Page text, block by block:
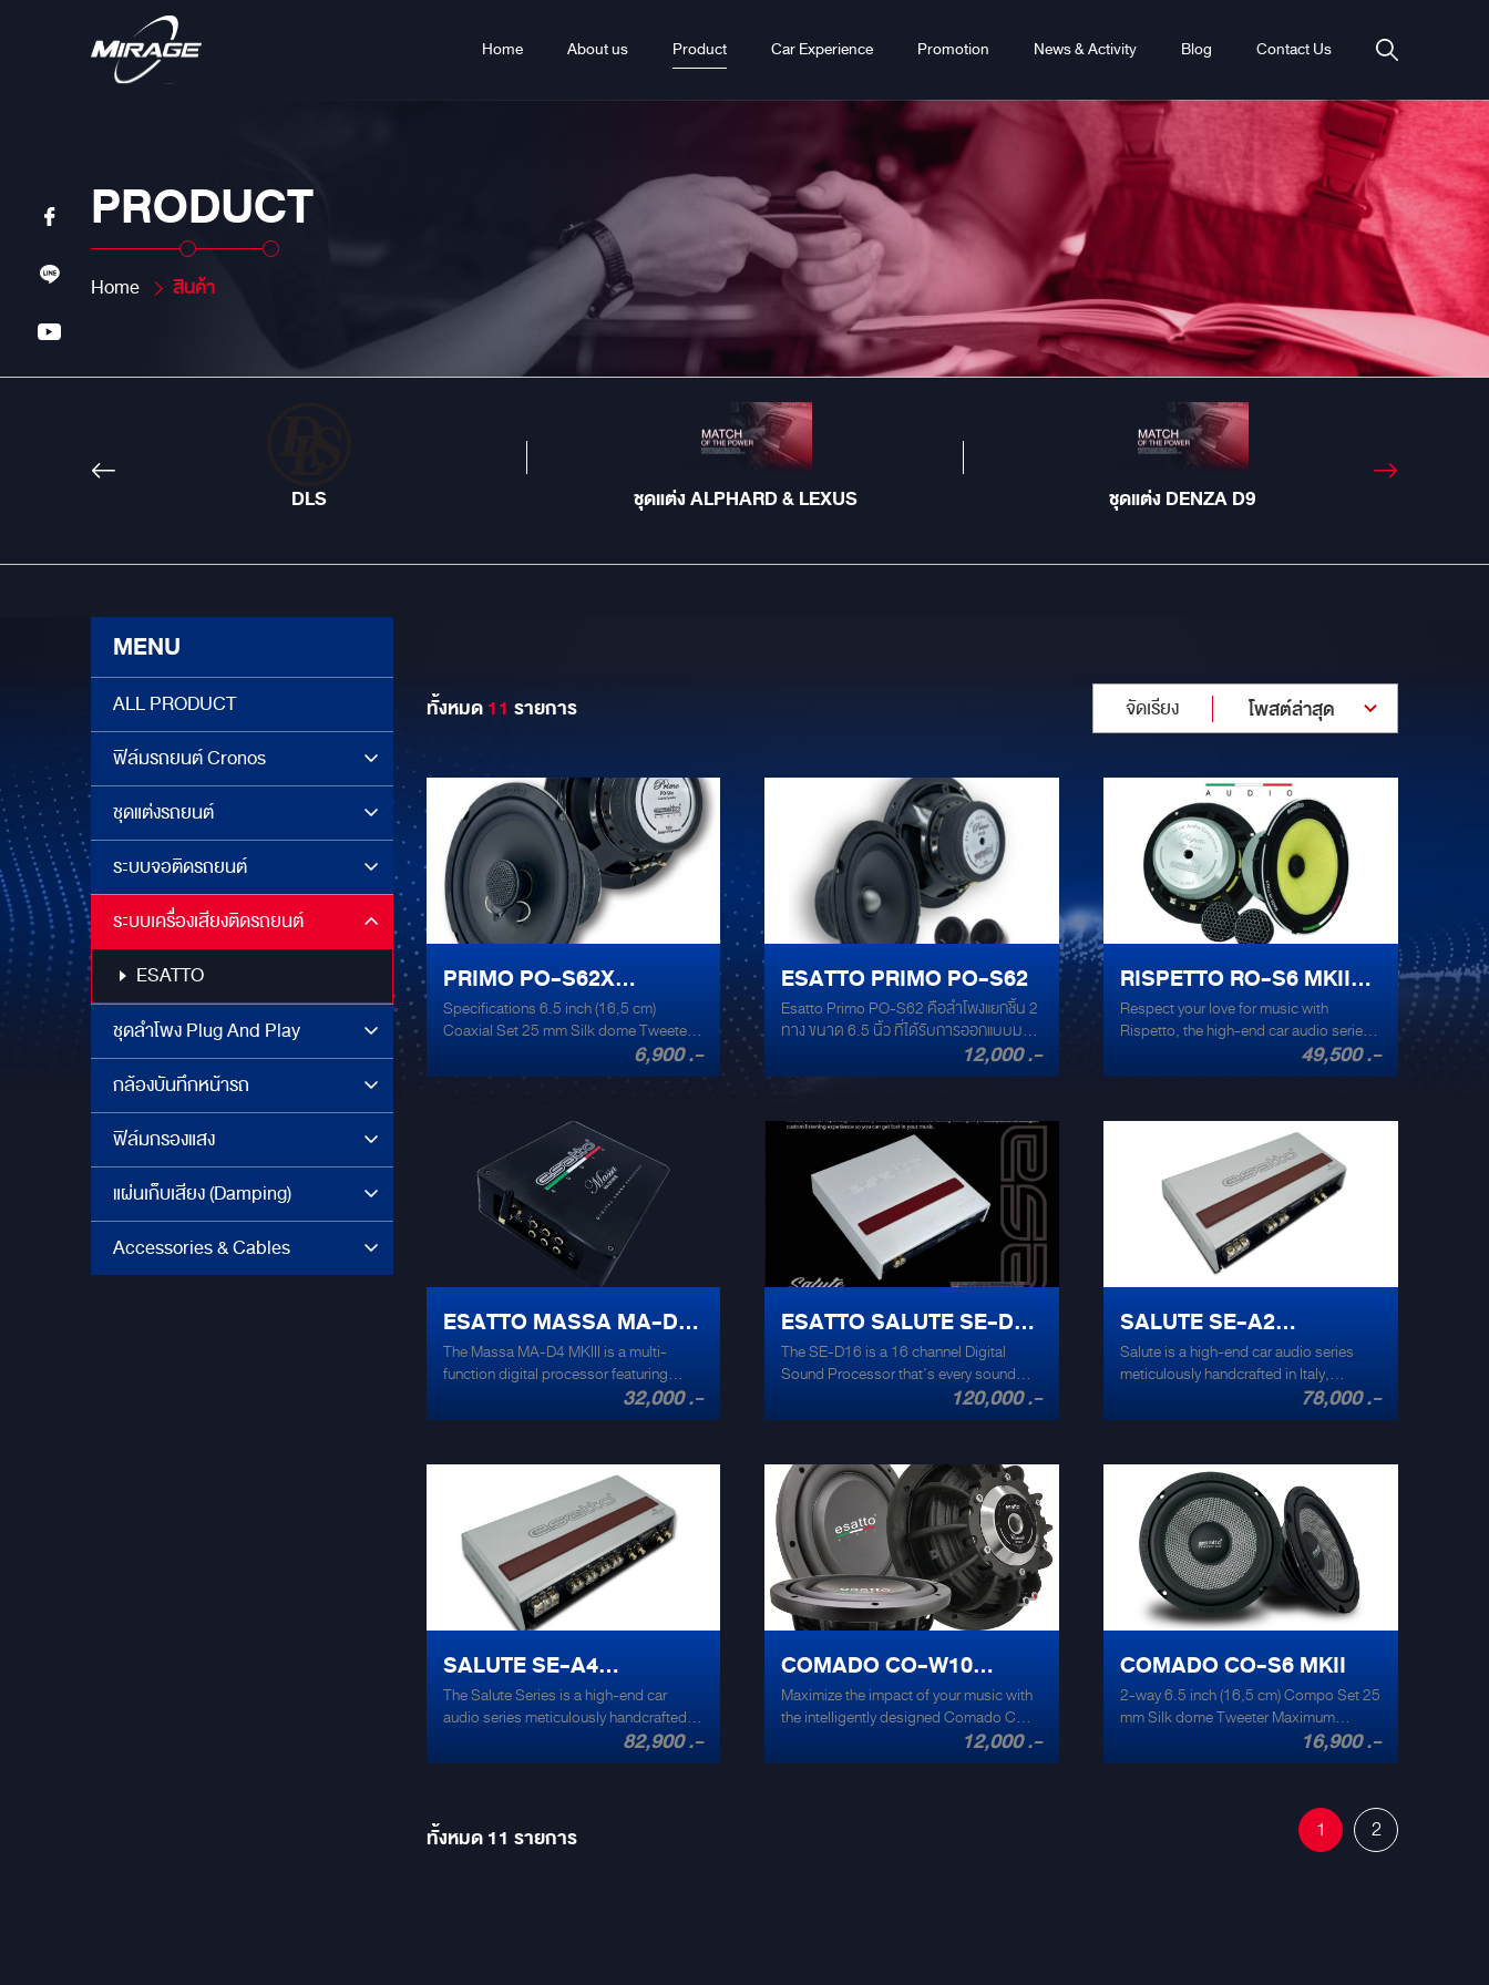
Home About us Product Car Experience Promotion News & Activity Blog Contact Us
PRODUCT
Home สินค้า
DLS ชุดแต่ง ALPHARD & LEXUS ชุดแต่ง DENZA D9
MENU
ALL PRODUCT
ฟิล์มรถยนต์ Cronos
ชุดแต่งรถยนต์
ระบบจอติดรถยนต์
ระบบเครื่องเสียงติดรถยนต์
ESATTO
ชุดลำโพง Plug And Play
กล้องบันทึกหน้ารถ
ฟิล์มกรองแสง
แผ่นเก็บเสียง (Damping)
Accessories & Cables
ทั้งหมด11 รายการ จัดเรียง โพสต์ล่าสุด
PRIMO PO-S62X
COAXIAL SET
Specifications 6.5 inch (16,5 cm)
Coaxial Set 25 mm Silk dome Tweeter
Max. 120 Watts Minimum Amplifier
Power: 30 Watts Frequency Response:
6,900 .-
ESATTO PRIMO PO-S62
Esatto Primo PO-S62 คือลำโพงแยกชิ้น 2
ทาง ขนาด 6.5 นิ้ว ที่ได้รับการออกแบบมา
เพื่อมอบประสบการณ์เสียงที่สมจริงและทรง
พลังสำหรับผู้ที่หลงใหลในเสียงดนตรี
เด่น: เสียงที่คมชัดและสมจริง: ด้วยวอยซ์
คอยล์ KSV และไดอะแฟรม Mylar Dome
ทำให้มั่นใจได้ถึงเสียงร้องที่ใสสะอาดและราย
ละเอียดเสียงที่ครบถ้วน วัสดุคุณภาพสูง:
กรวยลำโพงทำจาก Polypropylene ที่มีน้ำ
หนักเบาแต่แข็งแรง ช่วยให้ทนทานต่อแรงสั่น
สะเทือนได้ดี การปรับจูนเสียงที่แม่นยำ: ครอ
สโอเวอร์ที่ออกแบบมาเป็นพิเศษช่วยให้การ
เสียงที่ทรงพลัง: รองรับกำลังขับสูงสุด
100W RMS / 200W MAX ให้เสียงเบสที่
หนักแน่นและเสียงโดยรวมที่เต็มอิ่ม ติดตั้ง
ง่ายและเข้ากันได้กับรถยนต์หลากหลายรุ่น:
ออกแบบมาเพื่อให้ติดตั้งได้ง่ายและเข้ากับ
คุณภาพเสียงที่ดียิ่งขึ้น ผู้ที่ชื่นชอบการฟัง
เพลงหลากหลายแนวและต้องการเสียงที่
สมจริง ผู้ที่มองหาลำโพงคุณภาพสูงใน
ราคาที่คุ้มค่า Esatto Primo PO-S62 จะ
เปลี่ยนทุกการเดินทางของคุณให้เป็น
ประสบการณ์การฟังเพลงที่น่าประทับใจ
ติดต่อ Mirage Car Audio เพื่อสอบถาม
ข้อมูลเพิ่มเติมหรือนัดหมายการติดตั้ง
รถยนต์ #MirageCarAudio #ลำโพงแยกชิ้น
#เครื่องเสียง Specifications Speaker:
Separate type, 2 way: Woofer 16.5 cm
cone type Tweeter 2.5 cm dome type
Normal Handling Power*1 : 100 W*2
12,000 .-
RISPETTO RO-S6 MKII
COMPONENT SEPAKERS
Respect your love for music with
Rispetto, the high-end car audio series
designed to captivate your senses. Its
premium, signature series status
like no other. Handcrafted in Italy,
Rispetto exemplifies the perfect
harmony of craftsmanship and cutting-
edge technology. Immerse yourself in
rich, detailed sound, tailored for true
audiophiles who demand the best. With
Rispetto, every note and every beat will
resonate with unparalleled clarity and
and honor your passion for music with
the exquisite elegance of Rispetto.
49,500 .-
ESATTO MASSA MA-D4
MKIII DSP AMPLIFIER
The Massa MA-D4 MKIII is a multi-
function digital processor featuring
analog input, capable of transforming
ordinary OEM or after-market system
32,000 .-
ESATTO SALUTE SE-D16
DSP AMPLIFIER
The SE-D16 is a 16 channel Digital
Sound Processor that’s every sound
tuner’s dream, with flexible application
and onboard tuning tools that will bring
120,000 .-
SALUTE SE-A2
AMPLIFIER
Salute is a high-end car audio series
meticulously handcrafted in Italy,
designed exclusively for the discerning
audiophile. Immerse yourself in the
excellence, where every detail is
meticulously engineered to deliver an
unrivaled auditory experience. From the
sleek exterior design to the finest quality
materials, Salute exemplifies Italian
craftsmanship at its finest. Impeccable
attention to detail and uncompromising
quality ensure a luxurious and
surpasses expectations. Salute’s
advanced audio technologies and
proprietary algorithms harmoniously
blend to create precise imaging,
expansive soundstages, and
favorite tracks come alive with
unparalleled clarity and precision.
78,000 .-
SALUTE SE-A4
AMPLIFIER
The Salute Series is a high-end car
audio series meticulously handcrafted in
Italy, designed exclusively for the
discerning audiophile. Immerse yourself
meticulously engineered to deliver an
unrivaled auditory experience. From the
82,900 .-
COMADO CO-W10
SUBWOOFER
Maximize the impact of your music with
the intelligently designed Comado CO-
W10 subwoofer, ensuring crystal-clear
bass notes.
12,000 .-
COMADO CO-S6 MKII
2-way 6.5 inch (16,5 cm) Compo Set 25
mm Silk dome Tweeter Maximum
Amplifier Power: 150 Watts Minimum
Amplifier Power: 30 Watts Frequency
16,900 .-
ทั้งหมด11 รายการ 1 2